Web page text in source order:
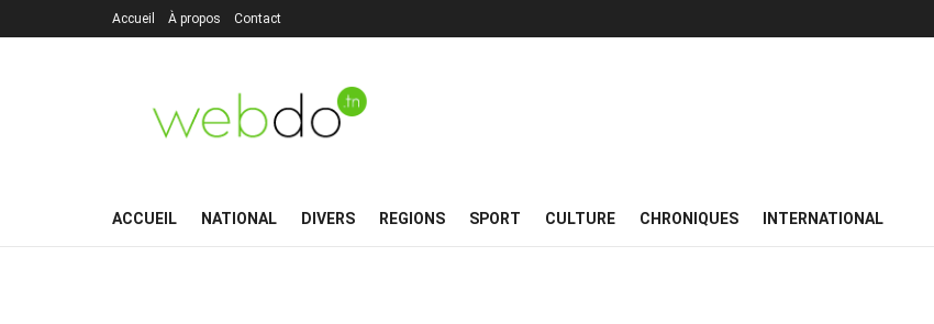
Accueil À propos Contact
ACCUEIL NATIONAL DIVERS REGIONS SPORT CULTURE CHRONIQUES INTERNATIONAL